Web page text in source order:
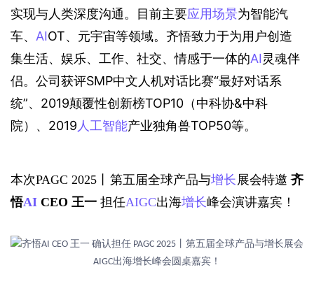
实现与人类深度沟通。目前主要应用场景为智能汽
车、 AIOT、元宇宙等领域。齐悟致力于为用户创造
集生活、娱乐、工作、社交、情感于一体的AI灵魂伴
侣。公司获评SMP中文人机对话比赛“最好对话系
统”、2019颠覆性创新榜TOP10（中科协&中科
院）、2019人工智能产业独角兽TOP50等。
本次PAGC 2025丨第五届全球产品与增长 展会特邀 齐
悟AI CEO 王一 担任AIGC出海增长峰会演讲嘉宾！